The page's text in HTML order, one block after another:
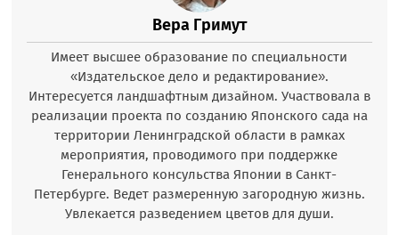
Вера Гримут
Имеет высшее образование по специальности
«Издательское дело и редактирование».
Интересуется ландшафтным дизайном. Участвовала в
реализации проекта по созданию Японского сада на
территории Ленинградской области в рамках
мероприятия, проводимого при поддержке
Генерального консульства Японии в Санкт-
Петербурге. Ведет размеренную загородную жизнь.
Увлекается разведением цветов для души.